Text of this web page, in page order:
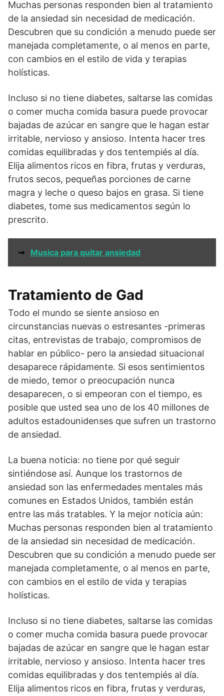
Muchas personas responden bien al tratamiento
de la ansiedad sin necesidad de medicación.
Descubren que su condición a menudo puede ser
manejada completamente, o al menos en parte,
con cambios en el estilo de vida y terapias
holísticas.
Incluso si no tiene diabetes, saltarse las comidas
o comer mucha comida basura puede provocar
bajadas de azúcar en sangre que le hagan estar
irritable, nervioso y ansioso. Intenta hacer tres
comidas equilibradas y dos tentempiés al día.
Elija alimentos ricos en fibra, frutas y verduras,
frutos secos, pequeñas porciones de carne
magra y leche o queso bajos en grasa. Si tiene
diabetes, tome sus medicamentos según lo
prescrito.
➞ Musica para quitar ansiedad
Tratamiento de Gad
Todo el mundo se siente ansioso en
circunstancias nuevas o estresantes -primeras
citas, entrevistas de trabajo, compromisos de
hablar en público- pero la ansiedad situacional
desaparece rápidamente. Si esos sentimientos
de miedo, temor o preocupación nunca
desaparecen, o si empeoran con el tiempo, es
posible que usted sea uno de los 40 millones de
adultos estadounidenses que sufren un trastorno
de ansiedad.
La buena noticia: no tiene por qué seguir
sintiéndose así. Aunque los trastornos de
ansiedad son las enfermedades mentales más
comunes en Estados Unidos, también están
entre las más tratables. Y la mejor noticia aún:
Muchas personas responden bien al tratamiento
de la ansiedad sin necesidad de medicación.
Descubren que su condición a menudo puede ser
manejada completamente, o al menos en parte,
con cambios en el estilo de vida y terapias
holísticas.
Incluso si no tiene diabetes, saltarse las comidas
o comer mucha comida basura puede provocar
bajadas de azúcar en sangre que le hagan estar
irritable, nervioso y ansioso. Intenta hacer tres
comidas equilibradas y dos tentempiés al día.
Elija alimentos ricos en fibra, frutas y verduras,